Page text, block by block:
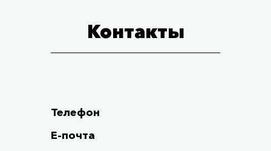
Контакты
Телефон
Е-почта